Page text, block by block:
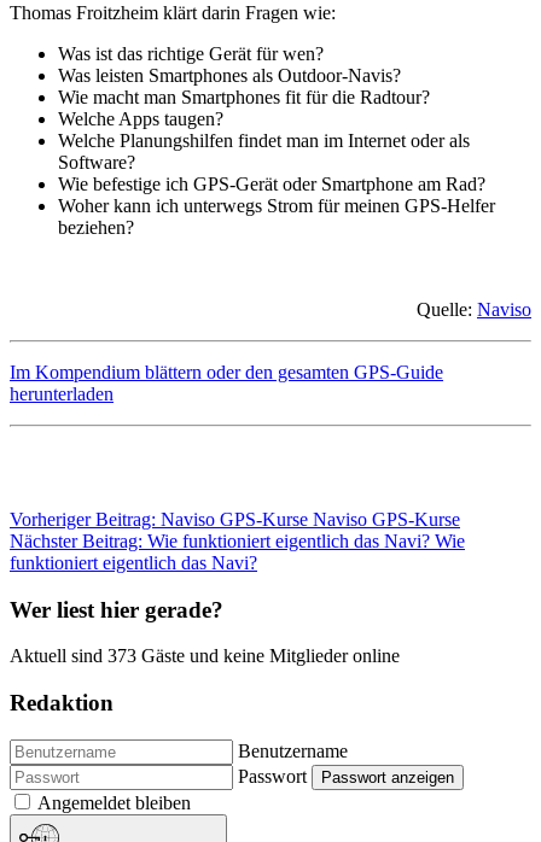
Thomas Froitzheim klärt darin Fragen wie:
Was ist das richtige Gerät für wen?
Was leisten Smartphones als Outdoor-Navis?
Wie macht man Smartphones fit für die Radtour?
Welche Apps taugen?
Welche Planungshilfen findet man im Internet oder als
Software?
Wie befestige ich GPS-Gerät oder Smartphone am Rad?
Woher kann ich unterwegs Strom für meinen GPS-Helfer
beziehen?
Quelle: Naviso
Im Kompendium blättern oder den gesamten GPS-Guide
herunterladen
Vorheriger Beitrag: Naviso GPS-Kurse Naviso GPS-Kurse
Nächster Beitrag: Wie funktioniert eigentlich das Navi? Wie
funktioniert eigentlich das Navi?
Wer liest hier gerade?
Aktuell sind 373 Gäste und keine Mitglieder online
Redaktion
Benutzername
Passwort
Passwort anzeigen
Angemeldet bleiben